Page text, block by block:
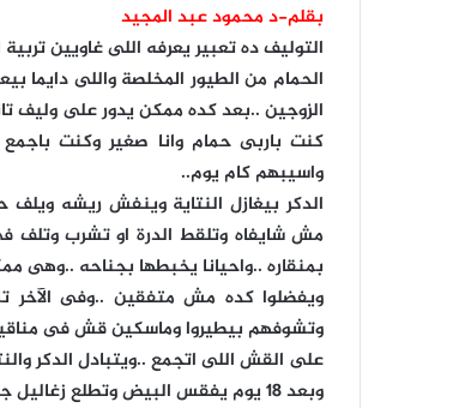
بقلم-د محمود عبد المجيد
التوليف ده تعبير يعرفه اللى غاويين
الحمام من الطيور المخلصة واللى دايما
الزوجين ..بعد كده ممكن يدور على وليف
كنت باربى حمام وانا صغير وكنت
واسيبهم كام يوم..
الدكر بيغازل النتاية وينفش ريشه
مش شايفاه وتلقط الدرة او تشرب وتلف
بمنقاره ..واحيانا يخبطها بجناحه ..وهى
ويفضلوا كده مش متفقين ..وفى الآخر
وتشوفهم بيطيروا وماسكين قش فى
على القش اللى اتجمع ..ويتبادل الدكر
وبعد 18 يوم يفقس البيض وتطلع زغاليل جميلة ..